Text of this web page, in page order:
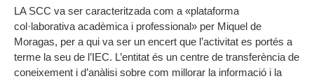
LA SCC va ser caracteritzada com a «plataforma
col·laborativa acadèmica i professional» per Miquel de
Moragas, per a qui va ser un encert que l’activitat es portés a
terme la seu de l’IEC. L’entitat és un centre de transferència de
coneixement i d’anàlisi sobre com millorar la informació i la